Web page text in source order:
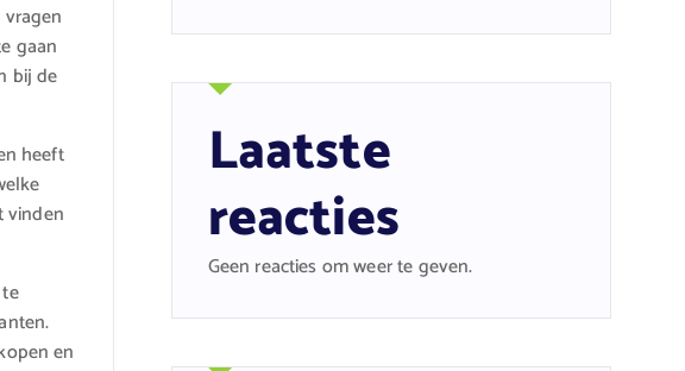
gaan
bij de
heeft
vinden
en
Laatste
reacties
Geen reacties om weer te geven.